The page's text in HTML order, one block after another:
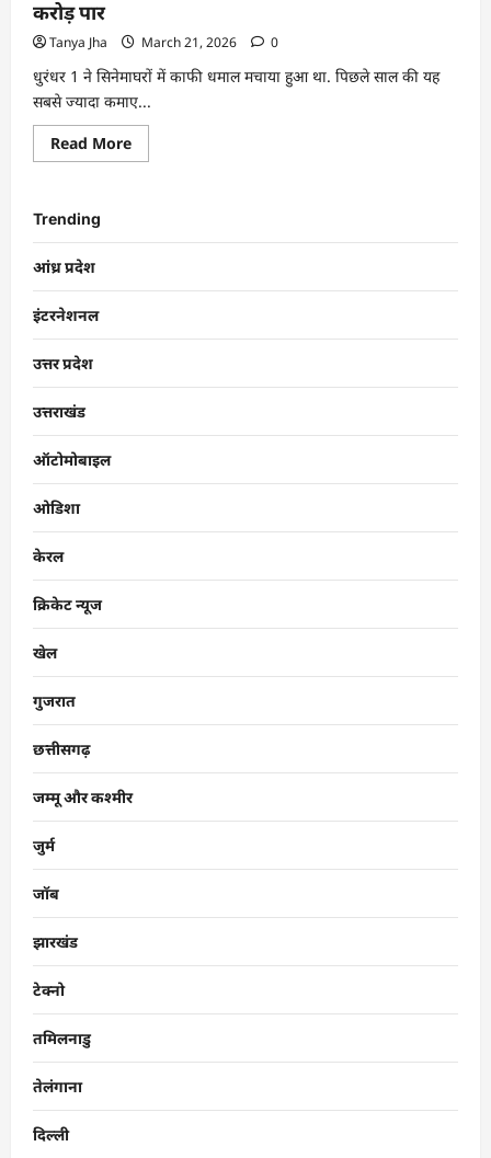
करोड़ पार
Tanya Jha March 21, 2026 0
धुरंधर 1 ने सिनेमाघरों में काफी धमाल मचाया हुआ था. पिछले साल की यह
सबसे ज्यादा कमाए...
Read More
Trending
आंध्र प्रदेश
इंटरनेशनल
उत्तर प्रदेश
उत्तराखंड
ऑटोमोबाइल
ओडिशा
केरल
क्रिकेट न्यूज
खेल
गुजरात
छत्तीसगढ़
जम्मू और कश्मीर
जुर्म
जॉब
झारखंड
टेक्नो
तमिलनाडु
तेलंगाना
दिल्ली